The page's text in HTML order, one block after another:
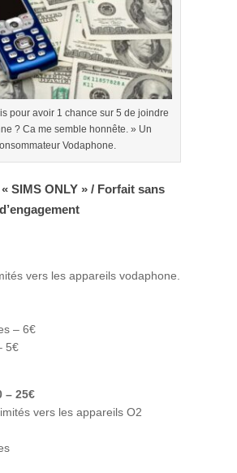
pour avoir 1 chance sur 5 de joindre
? Ca me semble honnête. » Un
Vodaphone.
SIMS ONLY » / Forfait sans
vers les appareils vodaphone.
– 6€
5€
– 25€
vers les appareils O2